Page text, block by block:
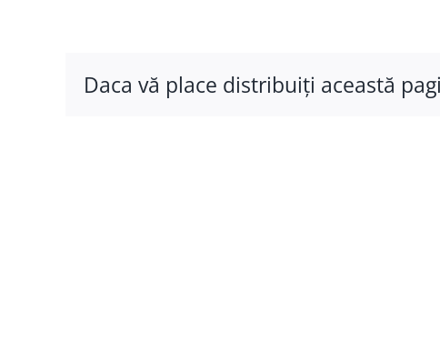
Daca vă place distribuiţi această